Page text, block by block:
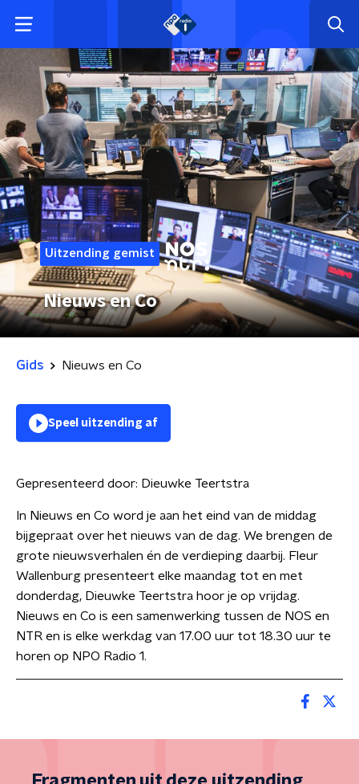
Uitzending gemist
Nieuws en Co
Gids Nieuws en Co
Speel uitzending af
Gepresenteerd door: Dieuwke Teertstra
In Nieuws en Co word je aan het eind van de middag
bijgepraat over het nieuws van de dag. We brengen de
grote nieuwsverhalen én de verdieping daarbij. Fleur
Wallenburg presenteert elke maandag tot en met
donderdag, Dieuwke Teertstra hoor je op vrijdag.
Nieuws en Co is een samenwerking tussen de NOS en
NTR en is elke werkdag van 17.00 uur tot 18.30 uur te
horen op NPO Radio 1.